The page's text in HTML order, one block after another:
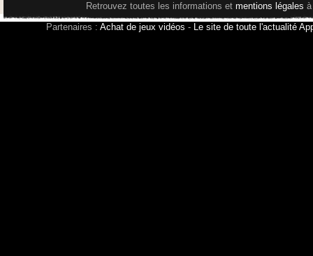
Retrouvez toutes les informations etmentions légales
Partenaires : Achat de jeux vidéos - Le site de toute l'actualité